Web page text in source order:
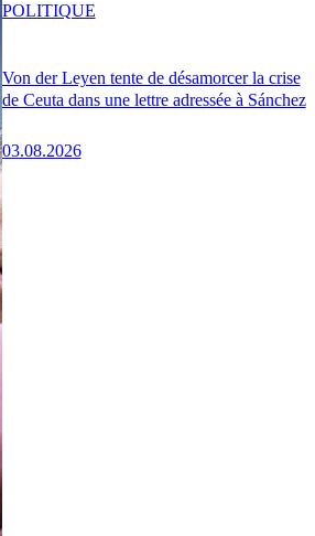
Von der Leyen tente de désamorcer la crise
de Ceuta dans une lettre adressée à Sánchez
03.08.2026
POLITIQUE